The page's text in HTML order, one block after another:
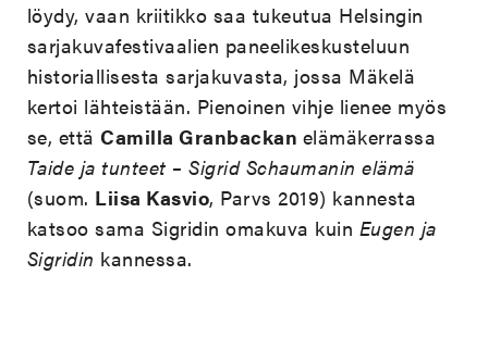
löydy, vaan kriitikko saa tukeutua Helsingin
sarjakuvafestivaalien paneelikeskusteluun
historiallisesta sarjakuvasta, jossa Mäkelä
kertoi lähteistään. Pienoinen vihje lienee myös
se, ettäCamilla Granbackan elämäkerrassa
Taide ja tunteet – Sigrid Schaumanin elämä
(suom. Liisa Kasvio, Parvs 2019) kannesta
katsoo sama Sigridin omakuva kuin Eugen ja
Sigridin kannessa.